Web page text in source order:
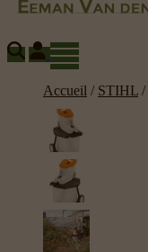
Accueil / STIHL /